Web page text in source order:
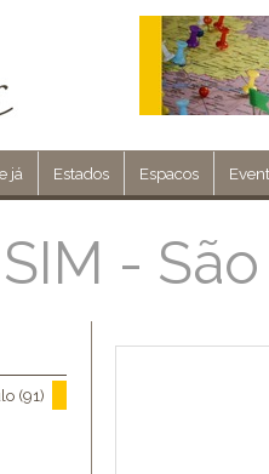
já Estados Espacos
-
(91)